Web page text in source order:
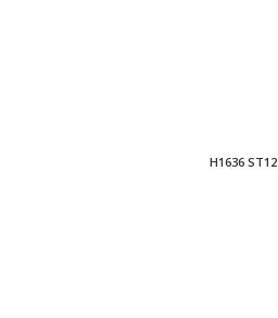
H1636 ST12